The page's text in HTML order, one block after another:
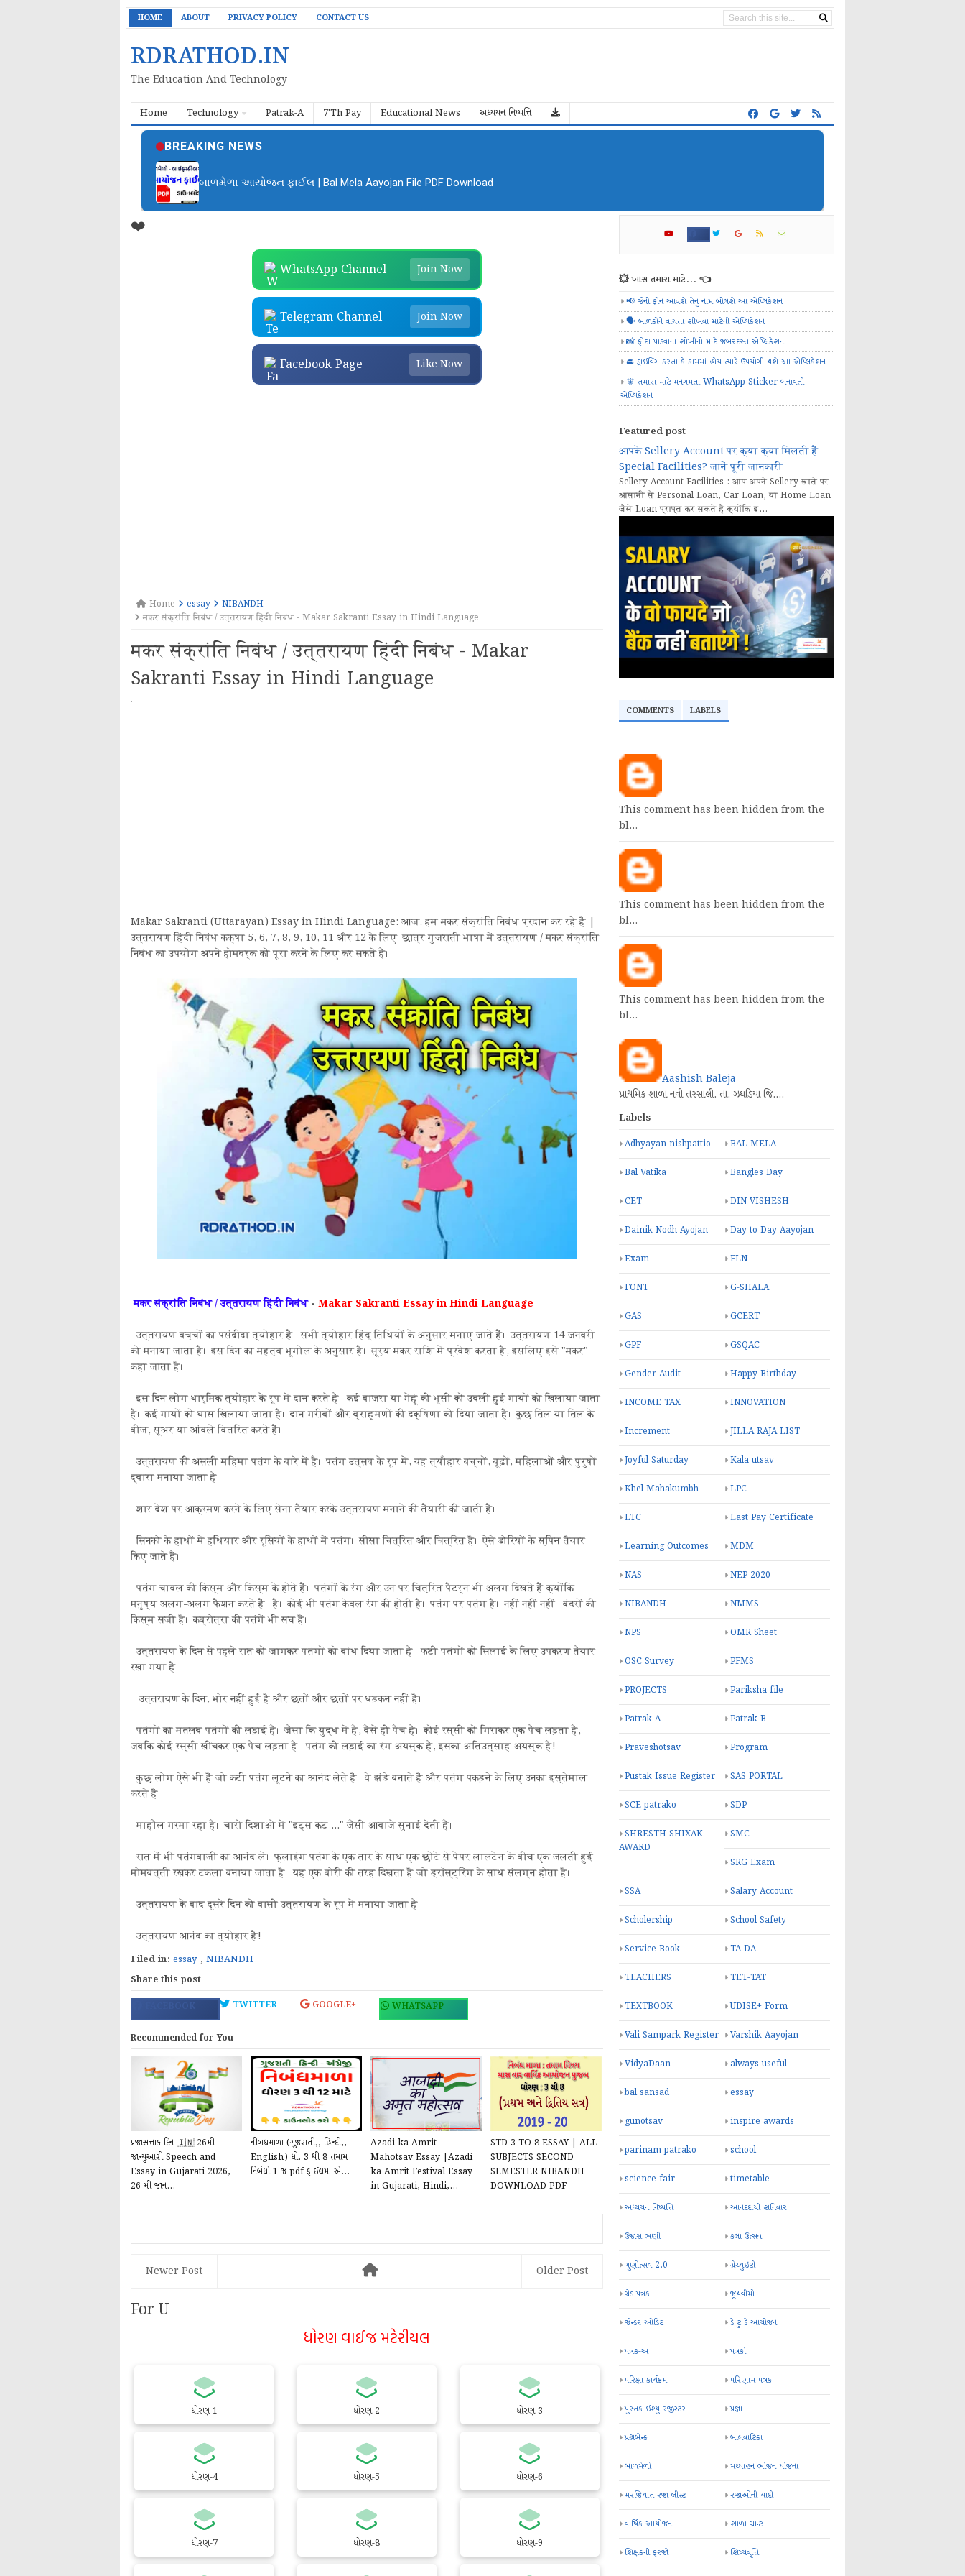
HOME ABOUT PRIVACY POLICY CONTACT US
RDRATHOD.IN
The Education And Technology
Home Technology Patrak-A 7'Th Pay Educational News અધ્યયન નિષ્પત્તિ
BREAKING NEWS
બાળમેળા આયોજન ફાઈલ | Bal Mela Aayojan File PDF Download
❤️
WhatsApp Channel Join Now
Telegram Channel Join Now
Facebook Page Like Now
Home essay
NIBANDH
मकर संक्रांति निबंध / उत्तरायण हिंदी निबंध - Makar Sakranti Essay in Hindi Language
मकर संक्रांति निबंध / उत्तरायण हिंदी निबंध - Makar
Sakranti Essay in Hindi Language
·
Makar Sakranti (Uttarayan) Essay in Hindi Language: आज, हम मकर संक्रांति निबंध प्रदान कर रहे हैं |
उत्तरायण हिंदी निबंध कक्षा 5, 6, 7, 8, 9, 10, 11 और 12 के लिए। छात्र गुजराती भाषा में उत्तरायण / मकर संक्रांति
निबंध का उपयोग अपने होमवर्क को पूरा करने के लिए कर सकते हैं।
मकर संक्रांति निबंध / उत्तरायण हिंदी निबंध- Makar Sakranti Essay in Hindi Language
उत्तरायण बच्चों का पसंदीदा त्योहार है। सभी त्योहार हिंदू तिथियों के अनुसार मनाए जाते हैं। उत्तरायण 14 जनवरी
को मनाया जाता है। इस दिन का महत्व भूगोल के अनुसार है। सूर्य मकर राशि में प्रवेश करता है, इसलिए इसे "मकर"
कहा जाता है।
इस दिन लोग धार्मिक त्योहार के रूप में दान करते हैं। कई बाजरा या गेहूं की भूसी को उबली हुई गायों को खिलाया जाता
है। कई गायों को घास खिलाया जाता है। दान गरीबों और ब्राह्मणों की दक्षिणा को दिया जाता है। कुछ तिल या तिल के
बीज, सूअर या आंवले वितरित करते हैं।
उत्तरायण की असली महिमा पतंग के बारे में है। पतंग उत्सव के रूप में, यह त्यौहार बच्चों, बूढ़ों, महिलाओं और पुरुषों
द्वारा मनाया जाता है।
शार देश पर आक्रमण करने के लिए सेना तैयार करके उत्तरायण मनाने की तैयारी की जाती है।
सिनको के हाथों में हथियार और रूसियों के हाथों में पतंग। सीसा चित्रित और चित्रित है। ऐसे डोरियों के स्पिन तैयार
किए जाते हैं।
पतंग चावल की किस्म और किस्म के होते हैं। पतंगों के रंग और उन पर चित्रित पैटर्न भी अलग दिखते हैं क्योंकि
मनुष्य अलग-अलग फैशन करते हैं। है। कोई भी पतंग केवल रंग की होती है। पतंग पर पतंग है। नहीं नहीं नहीं। बंदरों की
किस्म सजी है। कब्रोत्रा ​​की पतंगें भी सच हैं।
उत्तरायण के दिन से पहले रात को जागकर पतंगों को बांध दिया जाता है। फटी पतंगों को सिलाई के लिए उपकरण तैयार
रखा गया है।
उत्तरायण के दिन, भोर नहीं हुई है और छतों और छतों पर धड़कन नहीं है।
पतंगों का मतलब पतंगों की लड़ाई है। जैसा कि युद्ध में है, वैसे ही पैच है। कोई रस्सी को गिराकर एक पैच लड़ता है,
जबकि कोई रस्सी खींचकर एक पैच लड़ता है। पतंग की लड़ाई का रंग अयस्क है, इसका अतिउत्साह अयस्क है!
कुछ लोग ऐसे भी हैं जो कटी पतंग लूटने का आनंद लेते हैं। वे झंडे बनाते हैं और पतंग पकड़ने के लिए उनका इस्तेमाल
करते हैं।
माहौल गरमा रहा है। चारों दिशाओं में "इट्स कट ..." जैसी आवाजें सुनाई देती हैं।
रात में भी पतंगबाजी का आनंद लें। फ्लाइंग पतंग के एक तार के साथ एक छोटे से पेपर लालटेन के बीच एक जलती हुई
मोमबत्ती रखकर टकला बनाया जाता है। यह एक बोरी की तरह दिखता है जो ड्रॉस्ट्रिंग के साथ संलग्न होता है।
उत्तरायण के बाद दूसरे दिन को वासी उत्तरायण के रूप में मनाया जाता है।
उत्तरायण आनंद का त्योहार है!
Filed in: essay, NIBANDH
Share this post
FACEBOOK TWITTER GOOGLE+ WHATSAPP
Recommended for You
પ્રજાસત્તાક દિન 🇮🇳 26મી
જાન્યુઆરી Speech and
Essay in Gujarati 2026,
26 મી જાન...
નીબંધમાળા (ગુજરાતી,, હિન્દી,,
English) ધો. 3 થી 8 તમામ
નિબંધો 1 જ pdf ફાઈલમાં એ...
Azadi ka Amrit
Mahotsav Essay |Azadi
ka Amrit Festival Essay
in Gujarati, Hindi,...
STD 3 TO 8 ESSAY | ALL
SUBJECTS SECOND
SEMESTER NIBANDH
DOWNLOAD PDF
Newer Post Older Post
For U
ધોરણ વાઈજ મટેરીયલ
ધોરણ-1 ધોરણ-2 ધોરણ-3
ધોરણ-4 ધોરણ-5 ધોરણ-6
ધોરણ-7 ધોરણ-8 ધોરણ-9
💥 ખાસ તમારા માટે... 👈
📢 જેનો ફોન આવશે તેનું નામ બોલશે આ એપ્લિકેશન
🗣️ બાળકોને વાંચતા શીખવા માટેની એપ્લિકેશન
📸 ફોટા પાડવાના શોખીનો માટે જબરદસ્ત એપ્લિકેશન
🚘 ડ્રાઈવિંગ કરતા કે કામમાં હોય ત્યારે ઉપયોગી થશે આ એપ્લિકેશન
🧚 તમારા માટે મનગમતા WhatsApp Sticker બનાવતી
એપ્લિકેશન
Featured post
आपके Sellery Account पर क्या क्या मिलती हैं
Special Facilities? जानें पूरी जानकारी
Sellery Account Facilities : आप अपने Sellery खाते पर
आसानी से Personal Loan, Car Loan, या Home Loan
जैसे Loan प्राप्त कर सकते हैं क्योंकि इ...
COMMENTS LABELS
This comment has been hidden from the
bl…
This comment has been hidden from the
bl…
This comment has been hidden from the
bl…
Aashish Baleja
પ્રાથમિક શાળા નવી તરસાલી. તા. ઝઘડિયા જિ.…
Labels
Adhyayan nishpattio BAL MELA
Bal Vatika Bangles Day
CET DIN VISHESH
Dainik Nodh Ayojan Day to Day Aayojan
Exam FLN
FONT G-SHALA
GAS GCERT
GPF GSQAC
Gender Audit Happy Birthday
INCOME TAX INNOVATION
Increment JILLA RAJA LIST
Joyful Saturday Kala utsav
Khel Mahakumbh LPC
LTC Last Pay Certificate
Learning Outcomes MDM
NAS NEP 2020
NIBANDH NMMS
NPS OMR Sheet
OSC Survey PFMS
PROJECTS Pariksha file
Patrak-A Patrak-B
Praveshotsav Program
Pustak Issue Register SAS PORTAL
SCE patrako SDP
SHRESTH SHIXAK
AWARD
SMC
SRG Exam
SSA Salary Account
Scholership School Safety
Service Book TA-DA
TEACHERS TET-TAT
TEXTBOOK UDISE+ Form
Vali Sampark Register Varshik Aayojan
VidyaDaan always useful
bal sansad essay
gunotsav inspire awards
parinam patrako school
science fair timetable
અધ્યયન નિષ્પત્તિ આનંદદાયી શનિવાર
ઉજાસ ભણી કલા ઉત્સવ
ગુણોત્સવ 2.0 ગ્રેચ્યુઇટી
ગ્રેડ પત્રક જૂથવીમો
જેન્ડર ઓડિટ ડે ટુ ડે આયોજન
પત્રક-અ પત્રકો
પરિક્ષા કાર્યક્રમ પરિણામ પત્રક
પુસ્તક ઈશ્યુ રજીસ્ટર પ્રજ્ઞા
પ્રશ્નબેન્ક બાલવાટિકા
બાળમેળો મઘ્યાહન ભોજન યોજના
મરજિયાત રજા લીસ્ટ રજાઓની યાદી
વાર્ષિક આયોજન શાળા ગ્રાન્ટ
શિક્ષકની ફરજો શિષ્યવૃત્તિ